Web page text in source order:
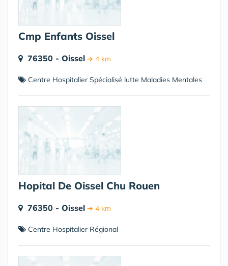
Cmp Enfants Oissel
76350 - Oissel ➔ 4 km
Centre Hospitalier Spécialisé lutte Maladies Mentales
Hopital De Oissel Chu Rouen
76350 - Oissel ➔ 4 km
Centre Hospitalier Régional